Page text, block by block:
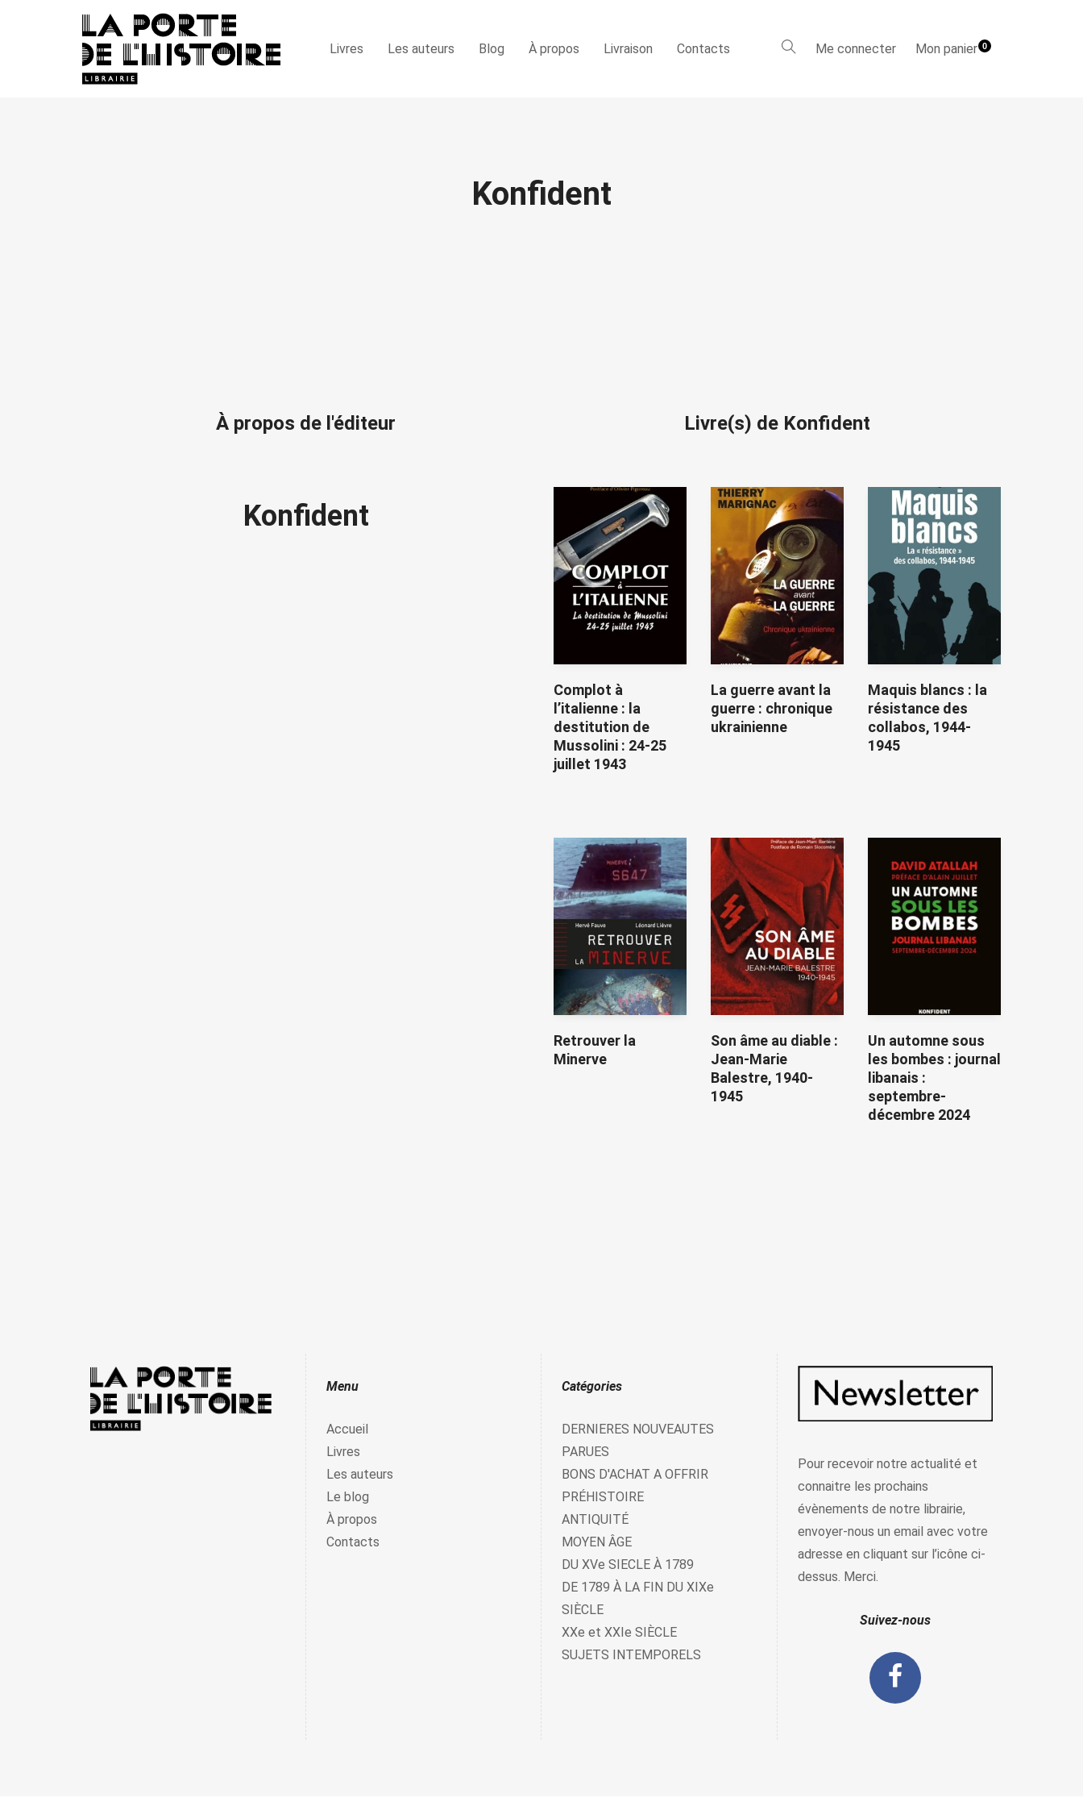
Livres Les auteurs Blog À propos Livraison Contacts Me connecter Mon panier0
Konfident
À propos de l'éditeur
Konfident
Livre(s) de Konfident
Complot à
l’italienne : la
destitution de
Mussolini : 24-25
juillet 1943
La guerre avant la
guerre : chronique
ukrainienne
Maquis blancs : la
résistance des
collabos, 1944-
1945
Retrouver la
Minerve
Son âme au diable :
Jean-Marie
Balestre, 1940-
1945
Un automne sous
les bombes : journal
libanais :
septembre-
décembre 2024
Menu
Accueil
Livres
Les auteurs
Le blog
À propos
Contacts
Catégories
DERNIERES NOUVEAUTES
PARUES
BONS D'ACHAT A OFFRIR
PRÉHISTOIRE
ANTIQUITÉ
MOYEN ÂGE
DU XVe SIECLE À 1789
DE 1789 À LA FIN DU XIXe
SIÈCLE
XXe et XXIe SIÈCLE
SUJETS INTEMPORELS
Pour recevoir notre actualité et
connaitre les prochains
évènements de notre librairie,
envoyer-nous un email avec votre
adresse en cliquant sur l’icône ci-
dessus. Merci.
Suivez-nous